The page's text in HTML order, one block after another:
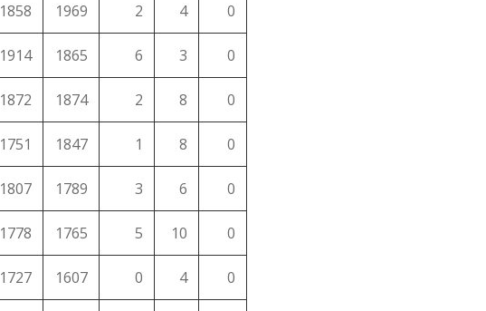
1858 1969 2 4 0
1914 1865 6 3 0
1872 1874 2 8 0
1751 1847 1 8 0
1807 1789 3 6 0
1778 1765 5 10 0
1727 1607 0 4 0